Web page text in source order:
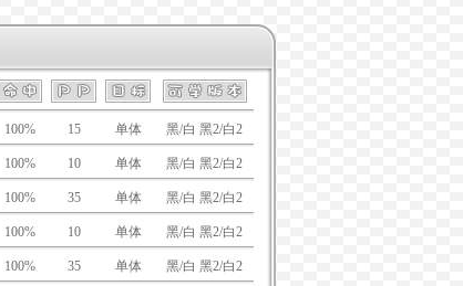
100% 15 单体 黑/白 黑2/白2
100% 10 单体 黑/白 黑2/白2
100% 35 单体 黑/白 黑2/白2
100% 10 单体 黑/白 黑2/白2
100% 35 单体 黑/白 黑2/白2